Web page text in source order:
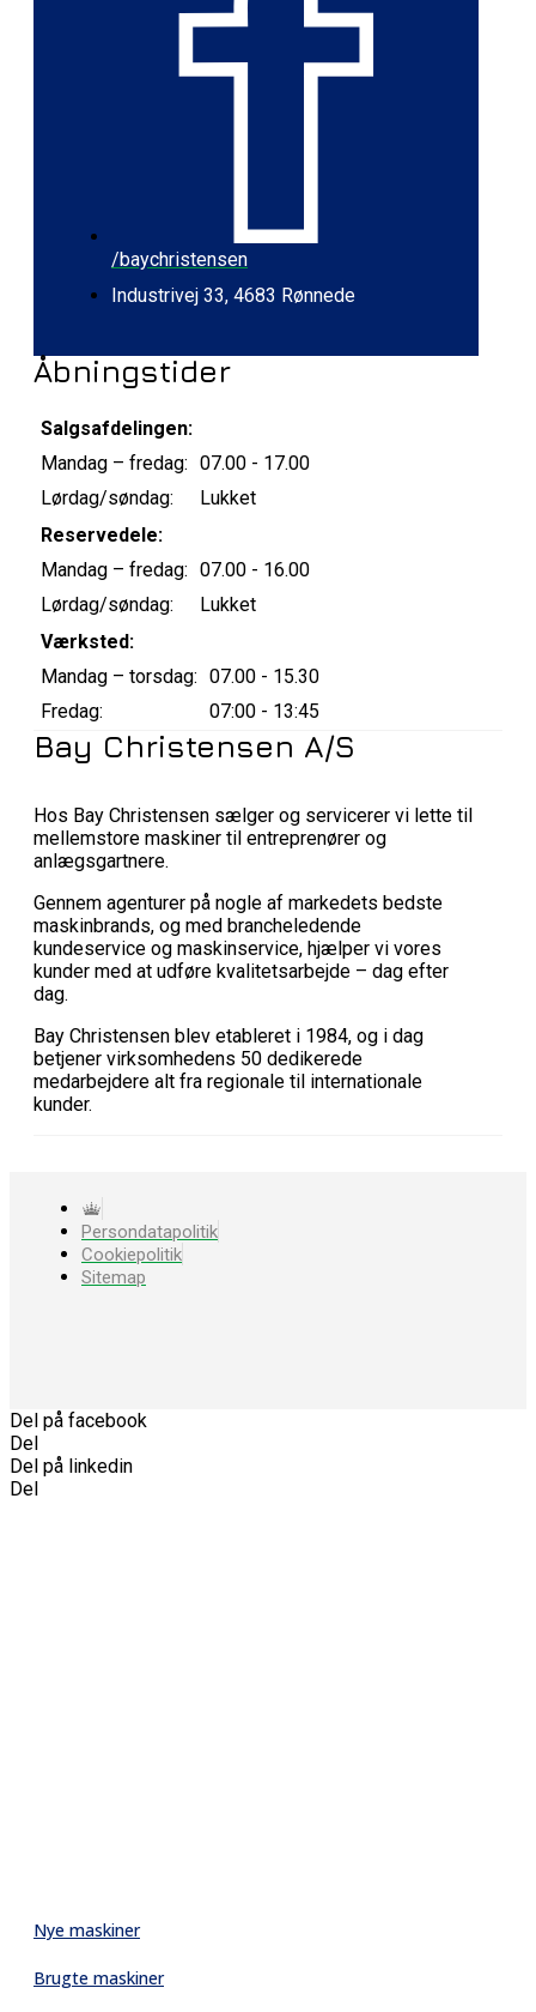
/baychristensen
Industrivej 33, 4683 Rønnede
Åbningstider
Salgsafdelingen:
Mandag – fredag: 07.00 - 17.00
Lørdag/søndag:
Lukket
Reservedele:
Mandag – fredag: 07.00 - 16.00
Lørdag/søndag:
Lukket
Værksted:
Mandag – torsdag: 07.00 - 15.30
Fredag:
07:00 - 13:45
Bay Christensen A/S
Hos Bay Christensen sælger og servicerer vi lette til
mellemstore maskiner til entreprenører og
anlægsgartnere.
Gennem agenturer på nogle af markedets bedste
maskinbrands, og med brancheledende
kundeservice og maskinservice, hjælper vi vores
kunder med at udføre kvalitetsarbejde – dag efter
dag.
Bay Christensen blev etableret i 1984, og i dag
betjener virksomhedens 50 dedikerede
medarbejdere alt fra regionale til internationale
kunder.
Persondatapolitik
Cookiepolitik
Sitemap
Del på facebook
Del
Del på linkedin
Del
Nye maskiner
Brugte maskiner